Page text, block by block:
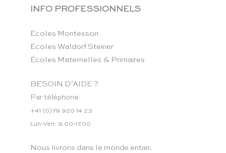
INFO PROFESSIONNELS
Ecoles Montessori
Ecoles Waldorf Steiner
Écoles Maternelles & Primaires
BESOIN D’AIDE ?
Par téléphone:
+41 (0)79 920 14 23
Lun-Ven: 9.00-17.00
Nous livrons dans le monde entier.